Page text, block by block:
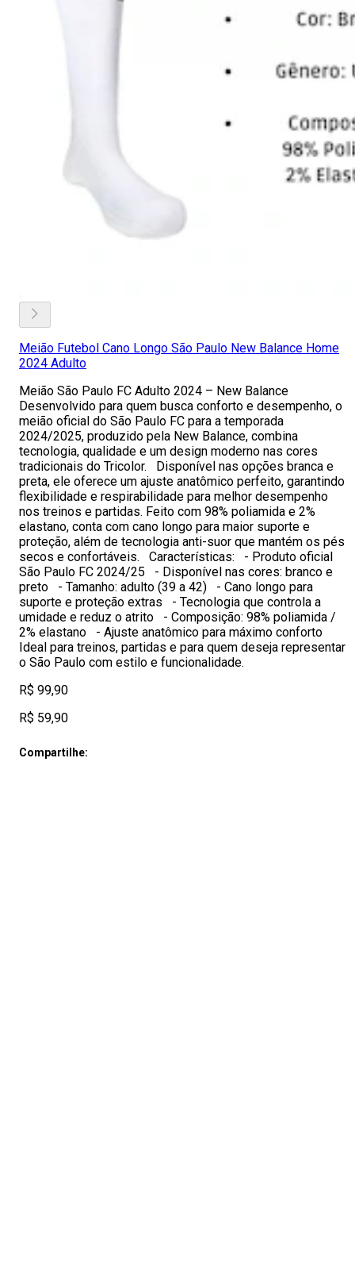
Meião Futebol Cano Longo São Paulo New Balance Home
2024 Adulto
Meião São Paulo FC Adulto 2024 – New Balance
Desenvolvido para quem busca conforto e desempenho, o
meião oficial do São Paulo FC para a temporada
2024/2025, produzido pela New Balance, combina
tecnologia, qualidade e um design moderno nas cores
tradicionais do Tricolor. Disponível nas opções branca e
preta, ele oferece um ajuste anatômico perfeito, garantindo
flexibilidade e respirabilidade para melhor desempenho
nos treinos e partidas. Feito com 98% poliamida e 2%
elastano, conta com cano longo para maior suporte e
proteção, além de tecnologia anti-suor que mantém os pés
secos e confortáveis. Características: - Produto oficial
São Paulo FC 2024/25 - Disponível nas cores: branco e
preto - Tamanho: adulto (39 a 42) - Cano longo para
suporte e proteção extras - Tecnologia que controla a
umidade e reduz o atrito - Composição: 98% poliamida /
2% elastano - Ajuste anatômico para máximo conforto
Ideal para treinos, partidas e para quem deseja representar
o São Paulo com estilo e funcionalidade.
R$ 99,90
R$ 59,90
Compartilhe: